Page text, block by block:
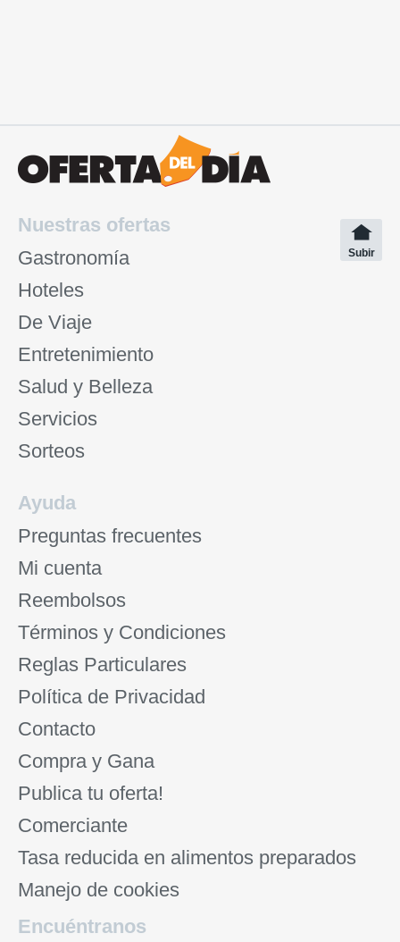
Nuestras ofertas
Gastronomía
Hoteles
De Viaje
Entretenimiento
Salud y Belleza
Servicios
Sorteos
Subir
Ayuda
Preguntas frecuentes
Mi cuenta
Reembolsos
Términos y Condiciones
Reglas Particulares
Política de Privacidad
Contacto
Compra y Gana
Publica tu oferta!
Comerciante
Tasa reducida en alimentos preparados
Manejo de cookies
Encuéntranos